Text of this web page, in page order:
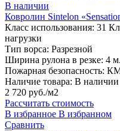
В наличии
Ковролин Sintelon
Класс использования: 31
нагрузки
Тип ворса: Разрезной
Ширина рулона в резке: 4 м.
Пожарная безопасность:
Наличие товара: В наличии
2 720 руб./м2
Рассчитать стоимость
В избранное В избранном
Сравнить